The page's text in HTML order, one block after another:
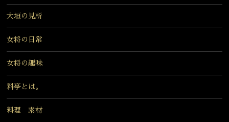
大垣の見所
女将の日常
女将の趣味
料亭とは。
料理 素材